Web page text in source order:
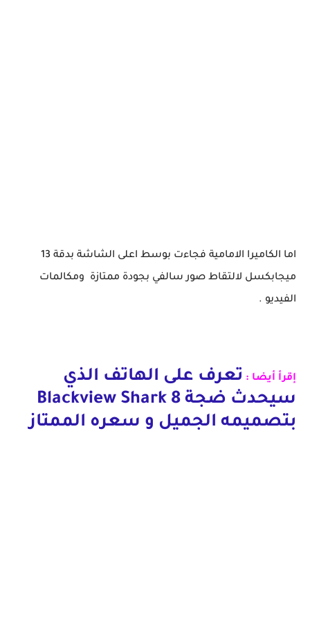
اما الكاميرا الامامية فجاءت بوسط اعلى الشاشة بدقة 13
ميجابكسل لالتقاط صور سالفي بجودة ممتازة ومكالمات
الفيديو .
إقرأ أيضا : تعرف على الهاتف الذي
سيحدث ضجة Blackview Shark 8
بتصميمه الجميل و سعره الممتاز